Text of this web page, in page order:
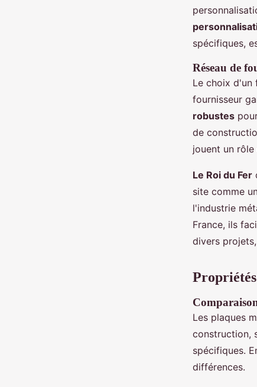
spécifiques,
Réseau de
Le choix d'un
fournisseur
robustes
de
jouent un
Le Roi du Fer
site comme
l'industrie
France, ils
divers
Les plaques
construction,
spécifiques.
différences.